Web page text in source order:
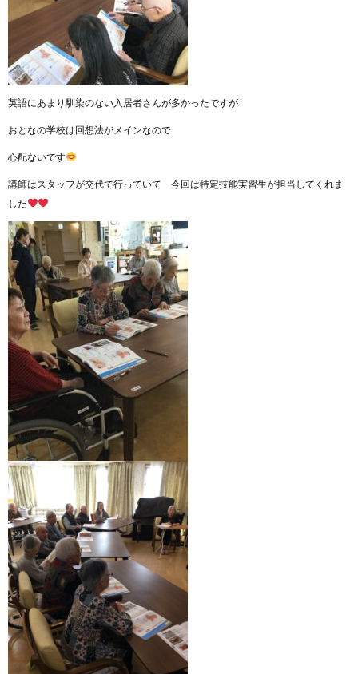
英語にあまり馴染のない入居者さんが多かったですが
おとなの学校は回想法がメインなので
心配ないです
講師はスタッフが交代で行っていて 今回は特定技能実習生が担当してくれま
した